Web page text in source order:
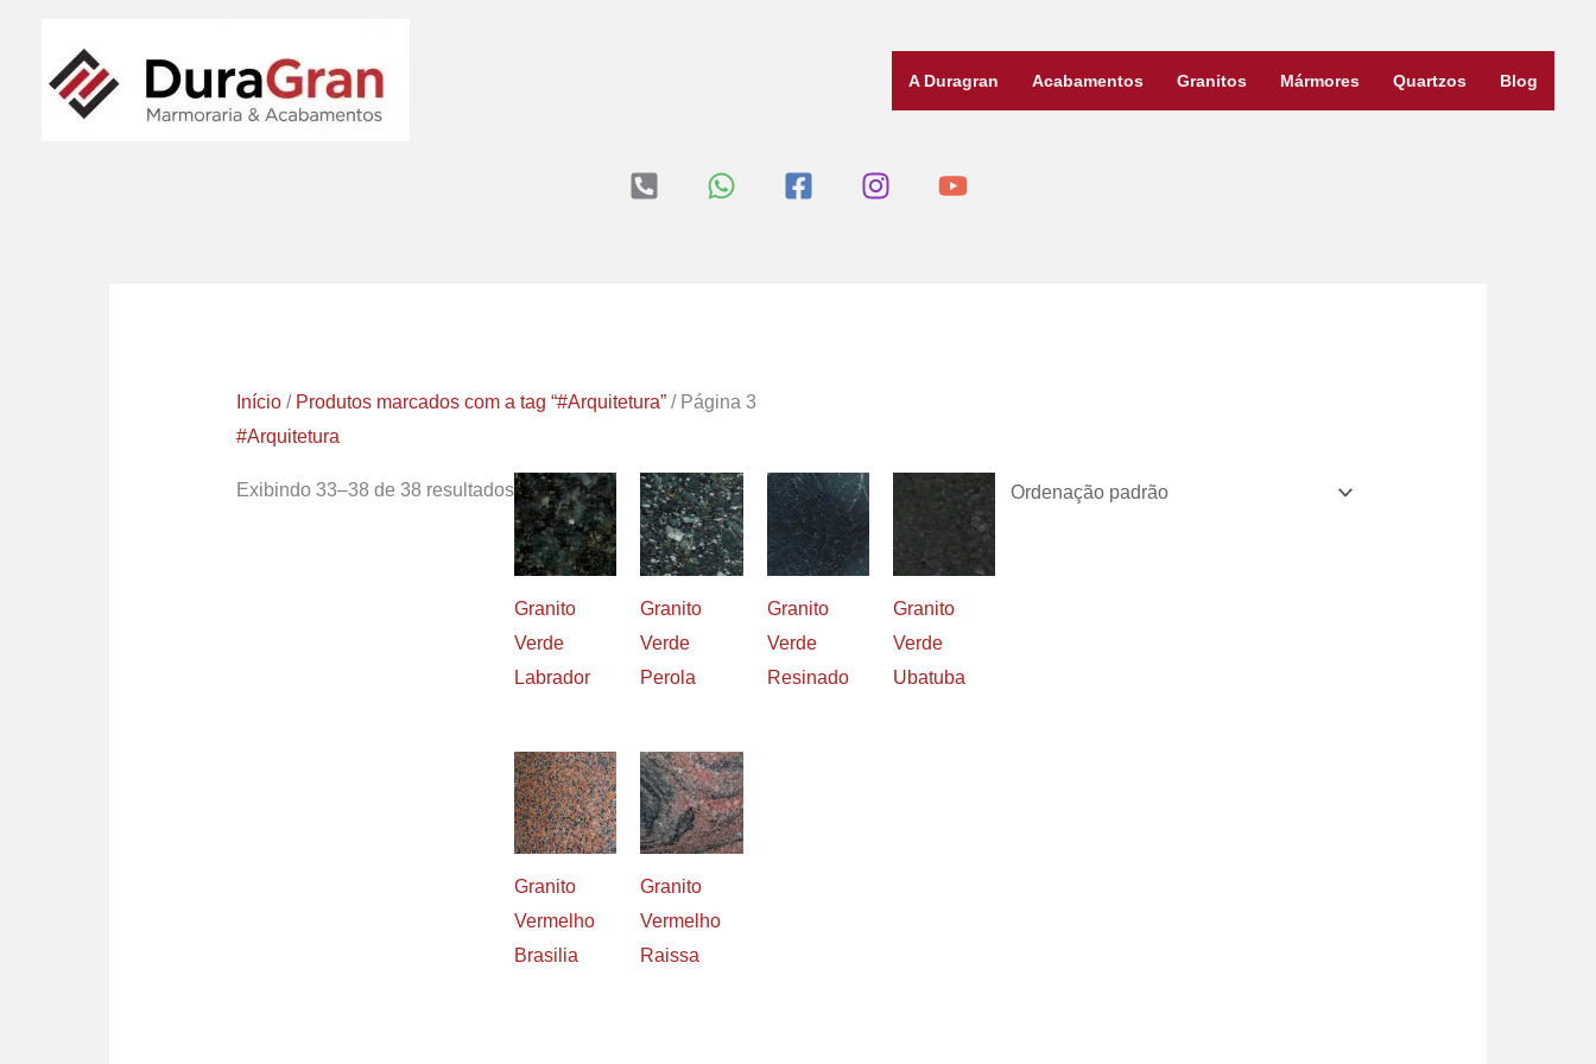
conteúdo
A Duragran Acabamentos Granitos Mármores Quartzos Blog
Início/ Produtos marcados com a tag “#Arquitetura”/ Página 3
#Arquitetura
Exibindo 33–38 de 38 resultados
Granito
Verde
Labrador
Granito
Verde
Perola
Granito
Verde
Resinado
Granito
Verde
Ubatuba
Granito
Vermelho
Brasilia
Granito
Vermelho
Raissa